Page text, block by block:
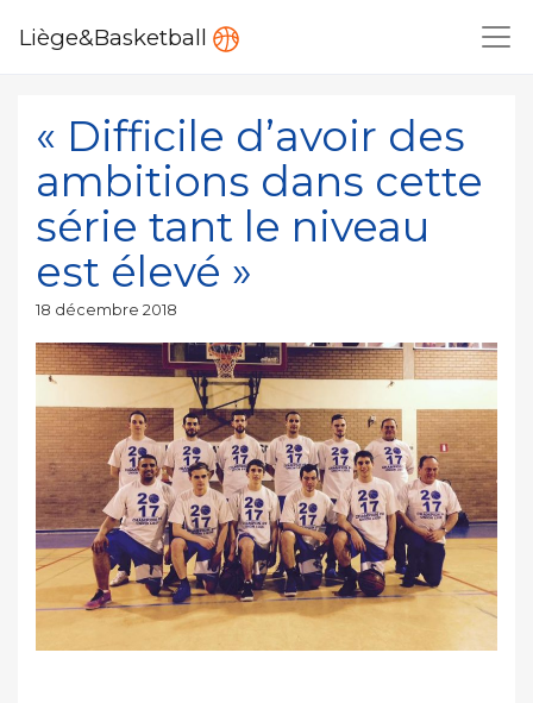
Liège&Basketball
« Difficile d’avoir des
ambitions dans cette
série tant le niveau
est élevé »
Publié
18 décembre 2018